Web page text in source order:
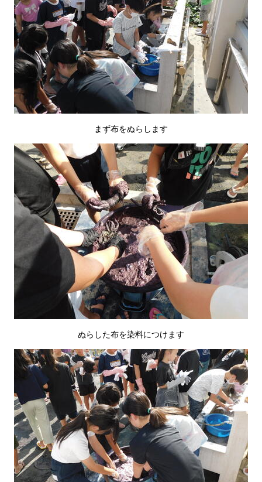
まず布をぬらします
ぬらした布を染料につけます